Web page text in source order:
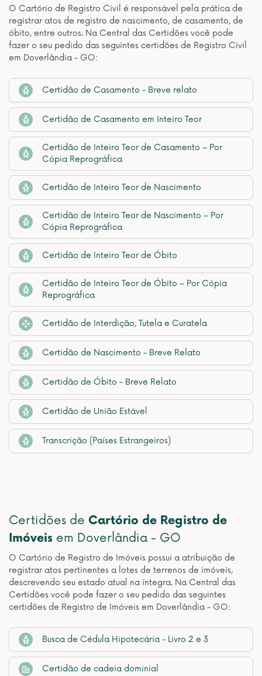
O Cartório de Registro Civil é responsável pela prática de
registrar atos de registro de nascimento, de casamento, de
óbito, entre outros. Na Central das Certidões você pode
fazer o seu pedido das seguintes certidões de Registro Civil
em Doverlândia - GO:
Certidão de Casamento - Breve relato
Certidão de Casamento em Inteiro Teor
Certidão de Inteiro Teor de Casamento – Por
Cópia Reprográfica
Certidão de Inteiro Teor de Nascimento
Certidão de Inteiro Teor de Nascimento – Por
Cópia Reprográfica
Certidão de Inteiro Teor de Óbito
Certidão de Inteiro Teor de Óbito – Por Cópia
Reprográfica
Certidão de Interdição, Tutela e Curatela
Certidão de Nascimento - Breve Relato
Certidão de Óbito - Breve Relato
Certidão de União Estável
Transcrição (Países Estrangeiros)
Certidões de Cartório de Registro de
Imóveis em Doverlândia - GO
O Cartório de Registro de Imóveis possui a atribuição de
registrar atos pertinentes a lotes de terrenos de imóveis,
descrevendo seu estado atual na íntegra. Na Central das
Certidões você pode fazer o seu pedido das seguintes
certidões de Registro de Imóveis em Doverlândia - GO:
Busca de Cédula Hipotecária - Livro 2 e 3
Certidão de cadeia dominial